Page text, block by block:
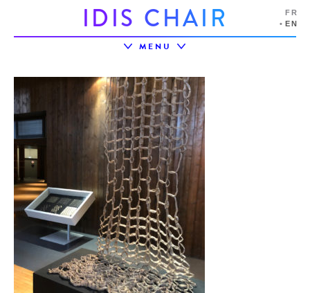
FR
EN
IDIS CHAIR
MENU
IDIS CHAIR
IDIS ECOSYSTEM
EVENTS
PARTNERSHIPS